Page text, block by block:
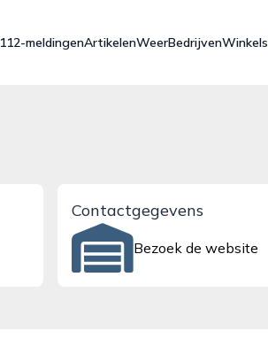
112-meldingenArtikelenWeerBedrijvenWinkels
Contactgegevens
Bezoek de website